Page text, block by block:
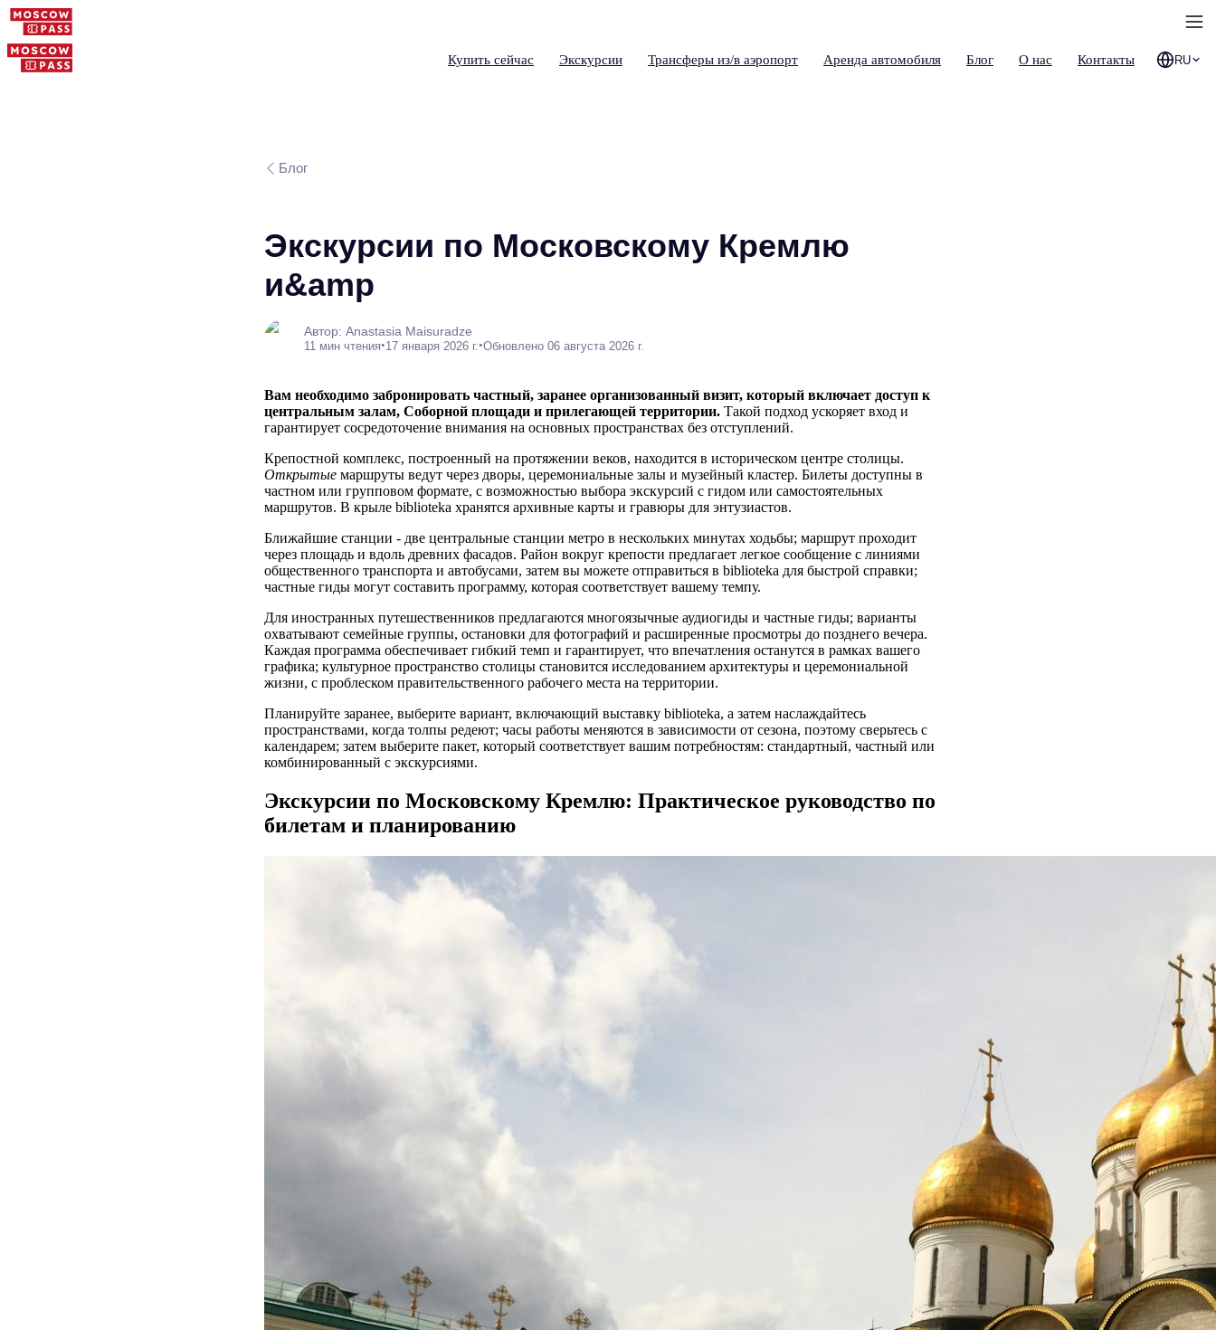
Купить сейчас Экскурсии Трансферы из/в аэропорт Аренда автомобиля Блог О нас Контакты RU
Блог
Экскурсии по Московскому Кремлю
и&amp
Автор: Anastasia Maisuradze
11 мин чтения•17 января 2026 г.•Обновлено 06 августа 2026 г.
Вам необходимо забронировать частный, заранее организованный визит, который включает доступ к
центральным залам, Соборной площади и прилегающей территории. Такой подход ускоряет вход и
гарантирует сосредоточение внимания на основных пространствах без отступлений.
Крепостной комплекс, построенный на протяжении веков, находится в историческом центре столицы.
Открытые маршруты ведут через дворы, церемониальные залы и музейный кластер. Билеты доступны в
частном или групповом формате, с возможностью выбора экскурсий с гидом или самостоятельных
маршрутов. В крыле biblioteka хранятся архивные карты и гравюры для энтузиастов.
Ближайшие станции - две центральные станции метро в нескольких минутах ходьбы; маршрут проходит
через площадь и вдоль древних фасадов. Район вокруг крепости предлагает легкое сообщение с линиями
общественного транспорта и автобусами, затем вы можете отправиться в biblioteka для быстрой справки;
частные гиды могут составить программу, которая соответствует вашему темпу.
Для иностранных путешественников предлагаются многоязычные аудиогиды и частные гиды; варианты
охватывают семейные группы, остановки для фотографий и расширенные просмотры до позднего вечера.
Каждая программа обеспечивает гибкий темп и гарантирует, что впечатления останутся в рамках вашего
графика; культурное пространство столицы становится исследованием архитектуры и церемониальной
жизни, с проблеском правительственного рабочего места на территории.
Планируйте заранее, выберите вариант, включающий выставку biblioteka, а затем наслаждайтесь
пространствами, когда толпы редеют; часы работы меняются в зависимости от сезона, поэтому сверьтесь с
календарем; затем выберите пакет, который соответствует вашим потребностям: стандартный, частный или
комбинированный с экскурсиями.
Экскурсии по Московскому Кремлю: Практическое руководство по
билетам и планированию